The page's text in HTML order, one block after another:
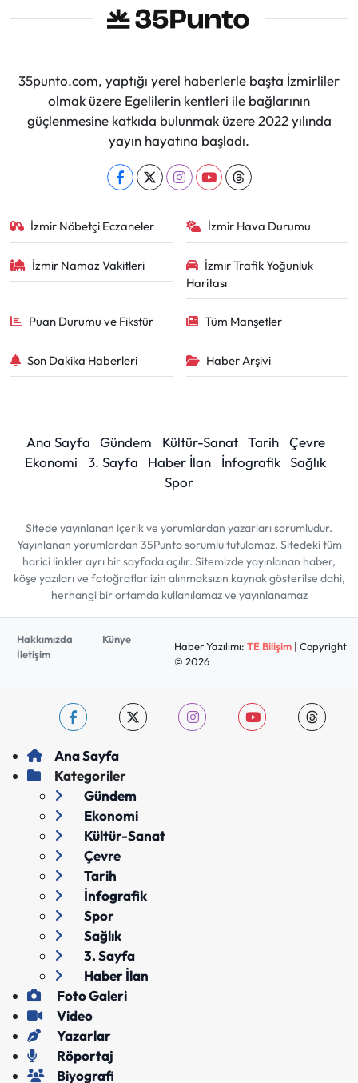
35punto.com, yaptığı yerel haberlerle başta İzmirliler
olmak üzere Egelilerin kentleri ile bağlarının
güçlenmesine katkıda bulunmak üzere 2022 yılında
yayın hayatına başladı.
İzmir Nöbetçi Eczaneler İzmir Hava Durumu
İzmir Namaz Vakitleri
İzmir Trafik Yoğunluk
Haritası
Puan Durumu ve Fikstür Tüm Manşetler
Son Dakika Haberleri Haber Arşivi
Ana Sayfa Gündem Kültür-Sanat Tarih
Çevre
Ekonomi
3. Sayfa Haber İlan İnfografik Sağlık
Spor
Sitede yayınlanan içerik ve yorumlardan yazarları sorumludur.
Yayınlanan yorumlardan 35Punto sorumlu tutulamaz. Sitedeki tüm
harici linkler ayrı bir sayfada açılır. Sitemizde yayınlanan haber,
köşe yazıları ve fotoğraflar izin alınmaksızın kaynak gösterilse dahi,
herhangi bir ortamda kullanılamaz ve yayınlanamaz
Hakkımızda
Künye
İletişim
Haber Yazılımı: TE Bilişim| Copyright
© 2026
Ana Sayfa
Kategoriler
Gündem
Ekonomi
Kültür-Sanat
Çevre
Tarih
İnfografik
Spor
Sağlık
3. Sayfa
Haber İlan
Foto Galeri
Video
Yazarlar
Röportaj
Biyografi